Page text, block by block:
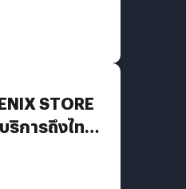
STORE
ริการถึงไทย